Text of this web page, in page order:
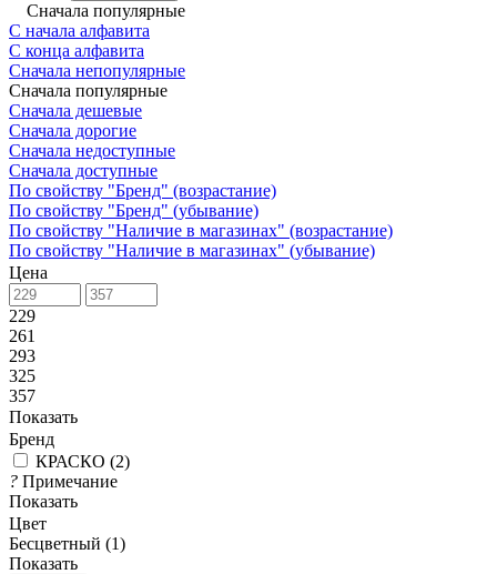
Сначала популярные
С начала алфавита
С конца алфавита
Сначала непопулярные
Сначала популярные
Сначала дешевые
Сначала дорогие
Сначала недоступные
Сначала доступные
По свойству "Бренд" (возрастание)
По свойству "Бренд" (убывание)
По свойству "Наличие в магазинах" (возрастание)
По свойству "Наличие в магазинах" (убывание)
Цена
229
261
293
325
357
Показать
Бренд
КРАСКО (2)
? Примечание
Показать
Цвет
Бесцветный (1)
Показать